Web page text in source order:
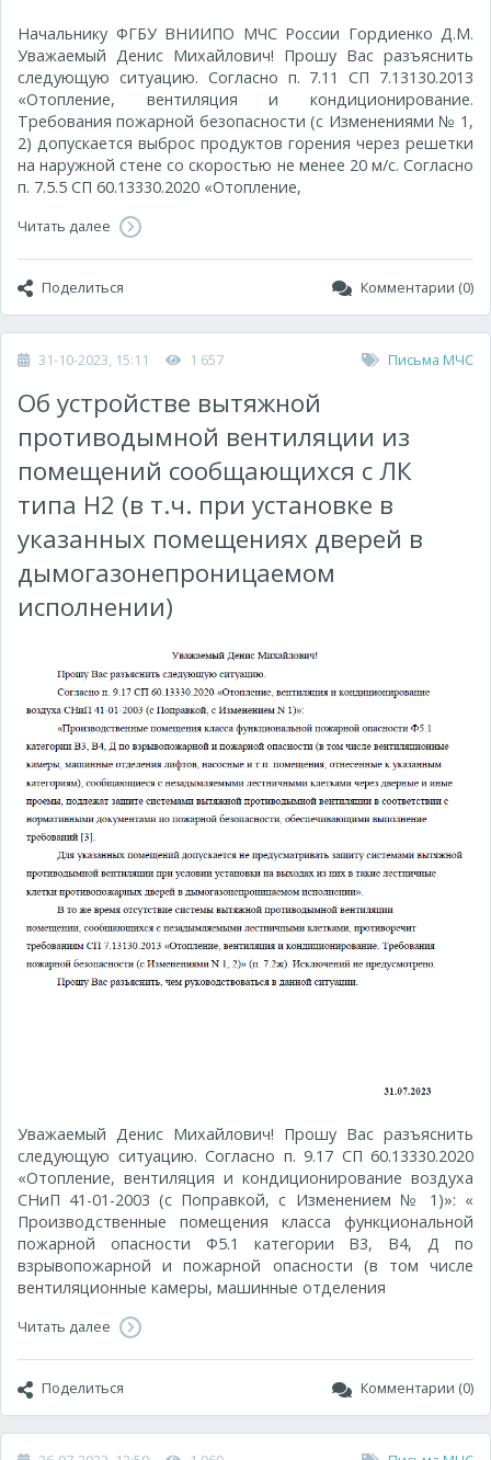
Начальнику ФГБУ ВНИИПО МЧС России Гордиенко Д.М.
Уважаемый Денис Михайлович! Прошу Вас разъяснить
следующую ситуацию. Согласно п. 7.11 СП 7.13130.2013
«Отопление, вентиляция и кондиционирование.
Требования пожарной безопасности (с Изменениями № 1,
2) допускается выброс продуктов горения через решетки
на наружной стене со скоростью не менее 20 м/с. Согласно
п. 7.5.5 СП 60.13330.2020 «Отопление,
Читать далее
Поделиться Комментарии (0)
31-10-2023, 15:11 1 657 Письма МЧС
Об устройстве вытяжной
противодымной вентиляции из
помещений сообщающихся с ЛК
типа Н2 (в т.ч. при установке в
указанных помещениях дверей в
дымогазонепроницаемом
исполнении)
Уважаемый Денис Михайлович! Прошу Вас разъяснить
следующую ситуацию. Согласно п. 9.17 СП 60.13330.2020
«Отопление, вентиляция и кондиционирование воздуха
СНиП 41-01-2003 (с Поправкой, с Изменением № 1)»: «
Производственные помещения класса функциональной
пожарной опасности Ф5.1 категории В3, В4, Д по
взрывопожарной и пожарной опасности (в том числе
вентиляционные камеры, машинные отделения
Читать далее
Поделиться Комментарии (0)